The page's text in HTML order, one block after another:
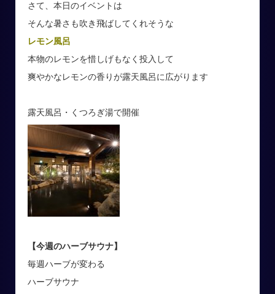
さて、本日のイベントは
そんな暑さも吹き飛ばしてくれそうな
レモン風呂
本物のレモンを惜しげもなく投入して
爽やかなレモンの香りが露天風呂に広がります
露天風呂・くつろぎ湯で開催
【今週のハーブサウナ】
毎週ハーブが変わる
ハーブサウナ